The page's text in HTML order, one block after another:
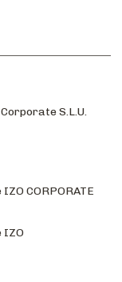
S.L.U.
CORPORATE
IZO